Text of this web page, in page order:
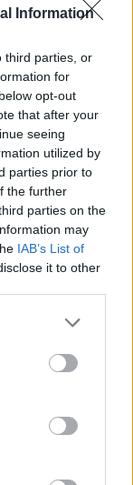
Information
third parties, or
for
opt-out
that after your
seeing
utilized by
parties prior to
the further
parties on the
may
IAB’s List of
it to other
al
La
de su
sería una
de la Serie
clave
solosería
sino
clubes
en un problema
Artículo siguiente